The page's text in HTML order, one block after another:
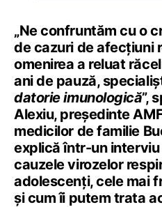
„Ne confruntăm cu o
de cazuri de afecțiuni
omenirea a reluat
ani de pauză,
datorie imunologică”,
Alexiu, președinte
medicilor de familie
explică într-un
cauzele virozelor
adolescenți, cele mai
și cum îi putem trata